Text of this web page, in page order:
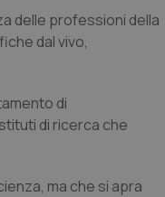
delle professioni della
dal vivo,
di
di ricerca che
ma che si apra